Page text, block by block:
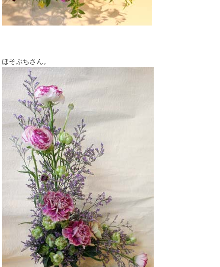
ほそぶちさん。